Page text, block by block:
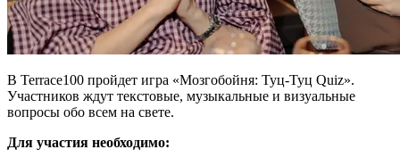
В Terrace100 пройдет игра «Мозгобойня: Туц-Туц Quiz».
Участников ждут текстовые, музыкальные и визуальные
вопросы обо всем на свете.
Для участия необходимо: